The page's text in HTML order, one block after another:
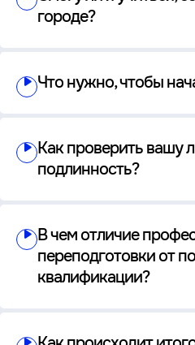
городе?
Что нужно, чтобы
Как проверить вашу
подлинность?
В чем отличие
переподготовки от
квалификации?